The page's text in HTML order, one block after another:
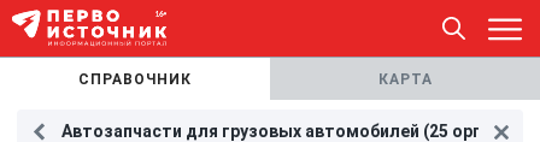
СПРАВОЧНИК КАРТА
Автозапчасти для грузовых автомобилей (25